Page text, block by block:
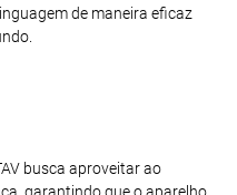
de maneira eficaz
busca aproveitar ao